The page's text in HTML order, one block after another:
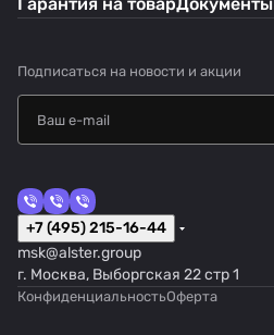
Подписаться на новости и акции
+7 (495) 215-16-44
msk@alster.group
г. Москва, Выборгская 22 стр 1
КонфиденциальностьОферта